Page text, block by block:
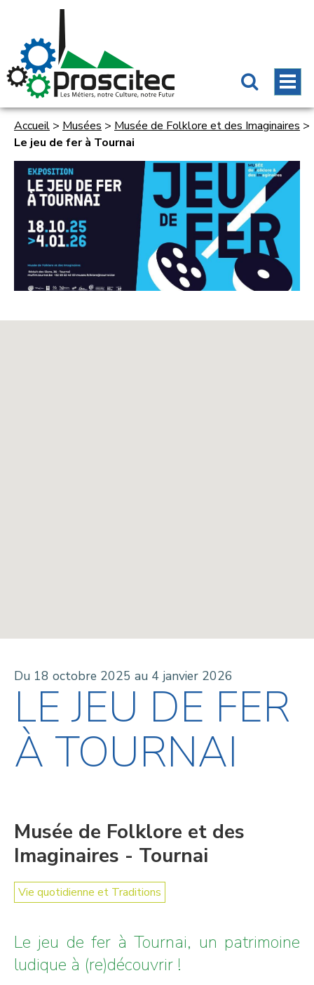
Accueil > Musées > Musée de Folklore et des Imaginaires >
Le jeu de fer à Tournai
Du 18 octobre 2025 au 4 janvier 2026
LE JEU DE FER
À TOURNAI
Musée de Folklore et des
Imaginaires - Tournai
Vie quotidienne et Traditions
Le jeu de fer à Tournai, un patrimoine
ludique à (re)découvrir !